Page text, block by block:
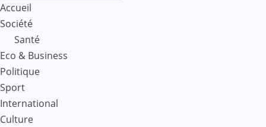
Accueil
Société
Santé
Eco & Business
Politique
Sport
International
Culture